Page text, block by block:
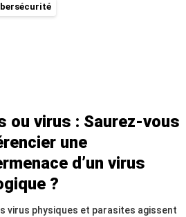
ou virus : Saurez-vous
une
d’un virus
?
virus physiques et parasites agissent